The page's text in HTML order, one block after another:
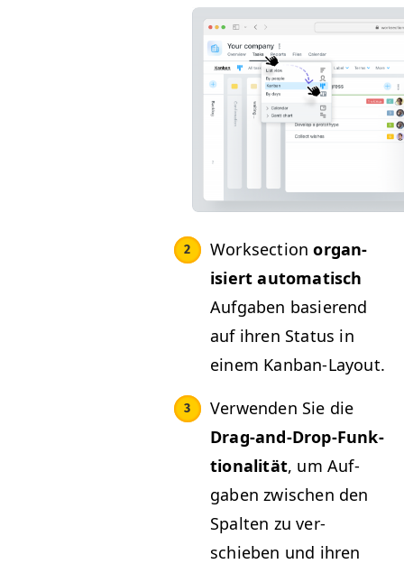
Work­sec­tionorgan­
isiert automa­tisch
Auf­gaben basierend
auf ihren Sta­tus in
einem Kanban-Layout.
Ver­wen­den Sie die
Drag-and-Drop-Funk­
tion­al­ität, um Auf­
gaben zwis­chen den
Spal­ten zu ver­
schieben und ihren